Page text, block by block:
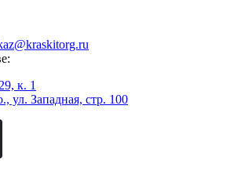
к. 1
Западная, стр. 100